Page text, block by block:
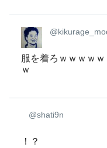
服を着ろｗｗｗｗ
ｗ
@shati9n
！？